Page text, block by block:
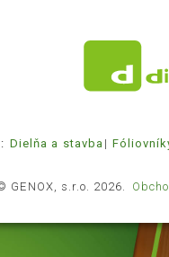
Dielňa a stavba
GENOX, s.r.o. 2026.